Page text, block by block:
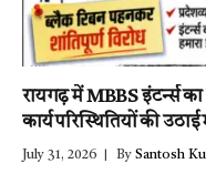
रायगढ़ में MBBS इंटर्न्स
कार्य परिस्थितियों की
July 31, 2026 By Santosh